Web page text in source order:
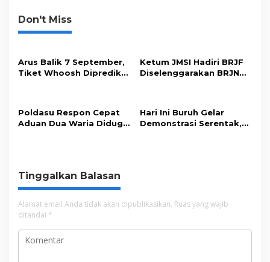
p
o
s
Don't Miss
Arus Balik 7 September,
Tiket Whoosh Diprediksi
Ketum JMSI Hadiri BRJF
Diselenggarakan BRJN
Poldasu Respon Cepat
Aduan Dua Waria Diduga
Hari Ini Buruh Gelar
Demonstrasi Serentak,
Tinggalkan Balasan
Alamat email Anda tidak akan dipublikasikan. Ruas yang wajib
ditandai *